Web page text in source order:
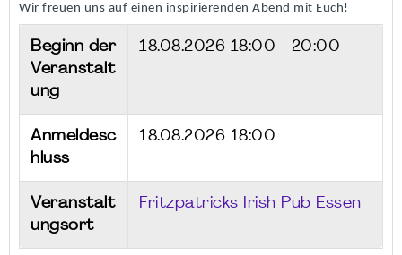
Wir freuen uns auf einen inspirierenden Abend mit Euch!
Beginn der
Veranstalt
ung
18.08.2026 18:00 - 20:00
Anmeldesc
hluss
18.08.2026 18:00
Veranstalt
ungsort
Fritzpatricks Irish Pub Essen